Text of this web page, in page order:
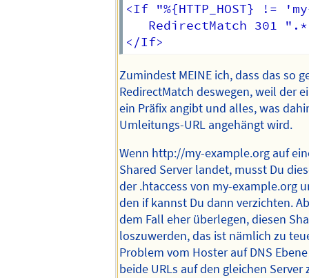
<If "%{HTTP_HOST} !=
RedirectMatch 301
Zumindest MEINE ich, dass das so
RedirectMatch deswegen, weil der
ein Präfix angibt und alles, was
Umleitungs-URL angehängt wird.
Wenn http://my-example.org auf
Shared Server landet, musst Du
der .htaccess von my-example.org
den if kannst Du dann verzichten.
dem Fall eher überlegen, diesen
loszuwerden, das ist nämlich zu
Problem vom Hoster auf DNS
beide URLs auf den gleichen Server